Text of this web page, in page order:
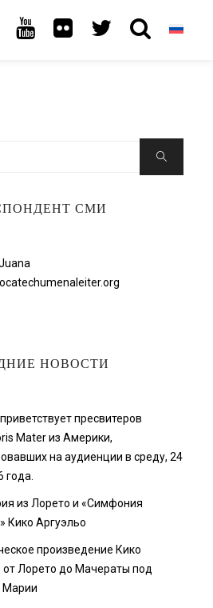
Поиск
СМИ
НОВОСТИ
пресвитеров
Mater из Америки,
на аудиенции в среду, 24
года.
из Лорето и «Симфония
Кико Аргуэльо
произведение Кико
от Лорето до Мачераты под
Марии